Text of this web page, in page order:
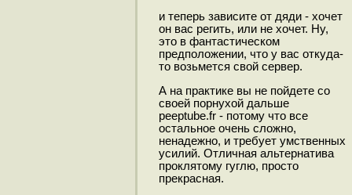
и теперь зависите от дяди - хочет
он вас регить, или не хочет. Ну,
это в фантастическом
предположении, что у вас откуда-
то возьмется свой сервер.
А на практике вы не пойдете со
своей порнухой дальше
peeptube.fr - потому что все
остальное очень сложно,
ненадежно, и требует умственных
усилий. Отличная альтернатива
проклятому гуглю, просто
прекрасная.